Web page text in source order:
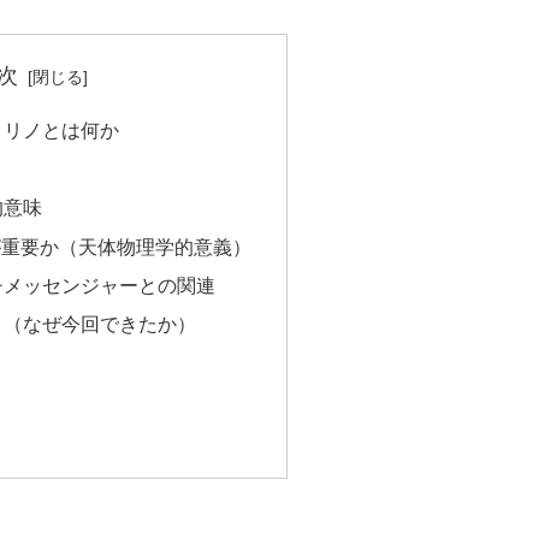
ノとは何か
味
要か（天体物理学的意義）
ッセンジャーとの関連
なぜ今回できたか）